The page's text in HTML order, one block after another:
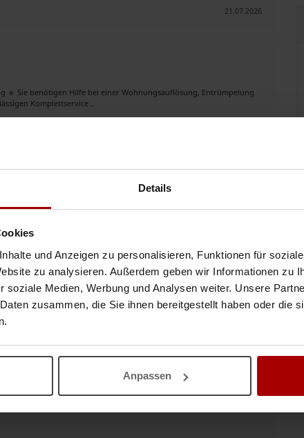
Details
und Anzeigen zu personalisieren, Funktionen für
zu analysieren. Außerdem geben wir Informationen zu
soziale Medien, Werbung und Analysen weiter. Unsere
zusammen, die Sie ihnen bereitgestellt haben oder die
Anpassen
21.07.2026
Sie benötigen Hilfe bei einer Wohnungsauflösung, Entrümpelung
Komplettservice ..
rtc
Unternehmer im raum und spezialisiert auf Entrümpelungen,
saub ..
Gebäudereinigung. Kostenlose Angebot &
..